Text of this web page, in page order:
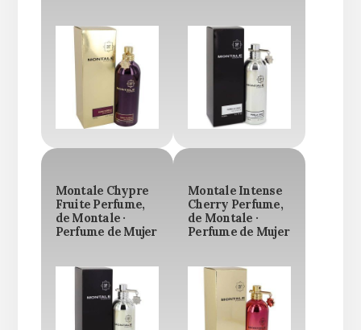
Montale Chypre
Fruite Perfume,
de Montale ·
Perfume de Mujer
Montale Intense
Cherry Perfume,
de Montale ·
Perfume de Mujer